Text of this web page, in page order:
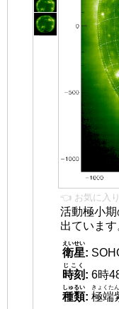
👈 お気に入
活動極小
出ています
衛星
えいせい
:
時刻
じこく
: 6時
種類
しゅるい
: 極端
きょくた